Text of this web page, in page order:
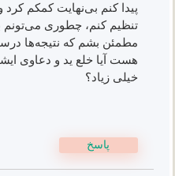
پیدا کنم بی‌نهایت کمکم کرد
تنظیم کنم، چطوری می‌تونم
مطمئن بشم که نتیجه‌ها
هست آیا خلع ید و دعاوی
خیلی زیاد؟
پاسخ